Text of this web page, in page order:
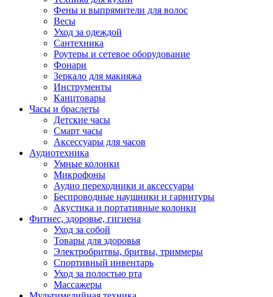
Фены и выпрямители для волос
Весы
Уход за одеждой
Сантехника
Роутеры и сетевое оборудование
Фонари
Зеркало для макияжа
Инструменты
Канцтовары
Часы и браслеты
Детские часы
Смарт часы
Аксессуары для часов
Аудиотехника
Умные колонки
Микрофоны
Аудио переходники и аксессуары
Беспроводные наушники и гарнитуры
Акустика и портативные колонки
Фитнес, здоровье, гигиена
Уход за собой
Товары для здоровья
Электробритвы, бритвы, триммеры
Спортивный инвентарь
Уход за полостью рта
Массажеры